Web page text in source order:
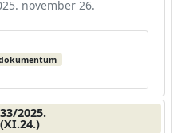
november 26.
2025.
(XI.24.)